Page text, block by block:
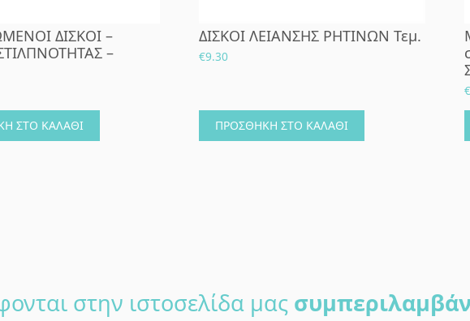
ΔΙΣΚΟΙ –
–
ΣΤΟ ΚΑΛΆΘΙ
ΔΙΣΚΟΙ ΛΕΙΑΝΣΗΣ ΡΗΤΙΝΩΝ Τεμ.
€9.30
ΠΡΟΣΘΉΚΗ ΣΤΟ ΚΑΛΆΘΙ
€
στην ιστοσελίδα μας